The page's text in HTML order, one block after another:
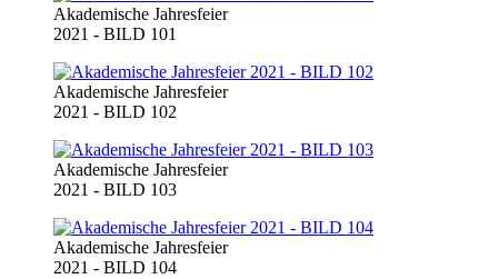
Akademische Jahresfeier
2021 - BILD 101
Akademische Jahresfeier
2021 - BILD 102
Akademische Jahresfeier
2021 - BILD 103
Akademische Jahresfeier
2021 - BILD 104